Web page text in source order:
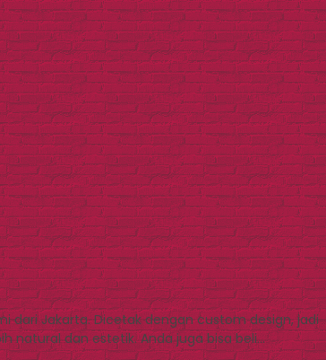
dari Jakarta. Dicetak dengan custom design, jadi
natural dan estetik. Anda juga bisa beli…